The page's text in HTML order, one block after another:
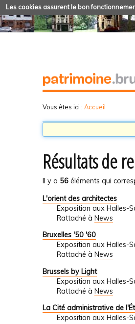
Les cookies assurent le bon
Vous êtes ici : Accueil
Résultats de
Il y a 56 éléments qui
L'orient des architectes
Exposition aux Halles-
Rattaché à News
Bruxelles '50 '60
Exposition aux Halles-
Rattaché à News
Brussels by Light
Exposition aux Halles-
Rattaché à News
La Cité administrative de
Exposition aux Halles-